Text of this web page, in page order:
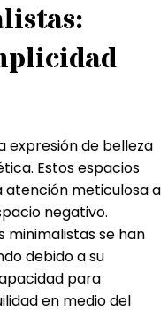
expresión de belleza
Estos espacios
atención meticulosa a
negativo.
minimalistas se han
debido a su
para
en medio del